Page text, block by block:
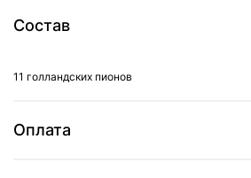
Состав
11 голландских пионов
Оплата